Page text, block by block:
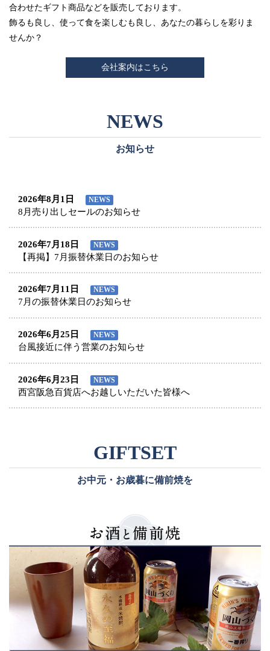
合わせたギフト商品などを販売しております。
飾るも良し、使って食を楽しむも良し、あなたの暮らしを彩りま
せんか？
会社案内はこちら
お知らせ
2026年8月1日 NEWS
8月売り出しセールのお知らせ
2026年7月18日 NEWS
【再掲】7月振替休業日のお知らせ
2026年7月11日 NEWS
7月の振替休業日のお知らせ
2026年6月25日 NEWS
台風接近に伴う営業のお知らせ
2026年6月23日 NEWS
西宮阪急百貨店へお越しいただいた皆様へ
お中元・お歳暮に備前焼を